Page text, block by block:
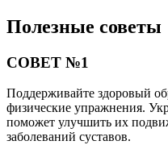
Полезные советы
СОВЕТ №1
Поддерживайте здоровый
физические упражнения.
поможет улучшить их
заболеваний суставов.